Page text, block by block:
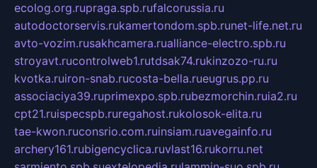
ecolog.org.rupraga.spb.rufalcorussia.ru
autodoctorservis.rukamertondom.spb.runet-life.net.ru
avto-vozim.rusakhcamera.rualliance-electro.spb.ru
stroyavt.rucontrolweb1.rutdsak74.rukinzozo-ru.ru
kvotka.ruiron-snab.rucosta-bella.rueugrus.pp.ru
associaciya39.ruprimexpo.spb.rubezmorchin.ruia2.ru
cpt21.ruispecspb.ruregahost.rukolosok-elita.ru
tae-kwon.ruconsrio.com.ruinsiam.ruavegainfo.ru
archery161.rubigencyclica.ruvlast16.rukorru.net